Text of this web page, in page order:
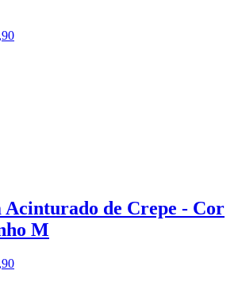
,90
Acinturado de Crepe - Cor
M
,90